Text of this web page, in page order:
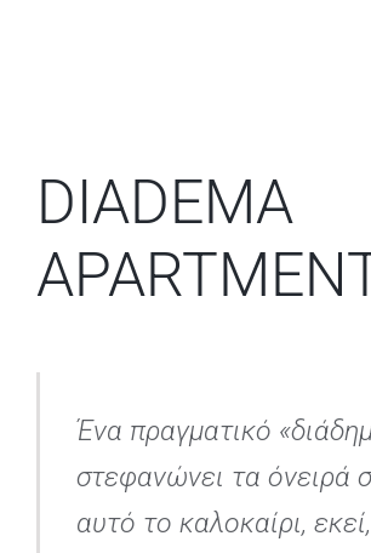
DIADEMA
Ένα πραγματικό
στεφανώνει τα όνειρά
αυτό το καλοκαίρι,